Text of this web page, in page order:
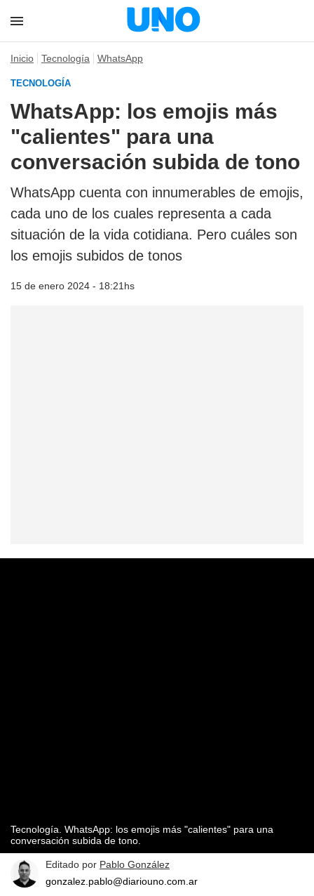
Inicio Tecnología WhatsApp
TECNOLOGÍA
WhatsApp: los emojis más
"calientes" para una
conversación subida de tono
WhatsApp cuenta con innumerables de emojis,
cada uno de los cuales representa a cada
situación de la vida cotidiana. Pero cuáles son
los emojis subidos de tonos
15 de enero 2024 - 18:21hs
Tecnología. WhatsApp: los emojis más "calientes" para una
conversación subida de tono.
Editado por Pablo González
gonzalez.pablo@diariouno.com.ar